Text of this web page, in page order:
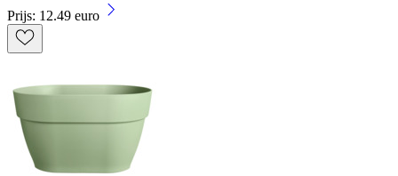
Prijs: 12.49 euro